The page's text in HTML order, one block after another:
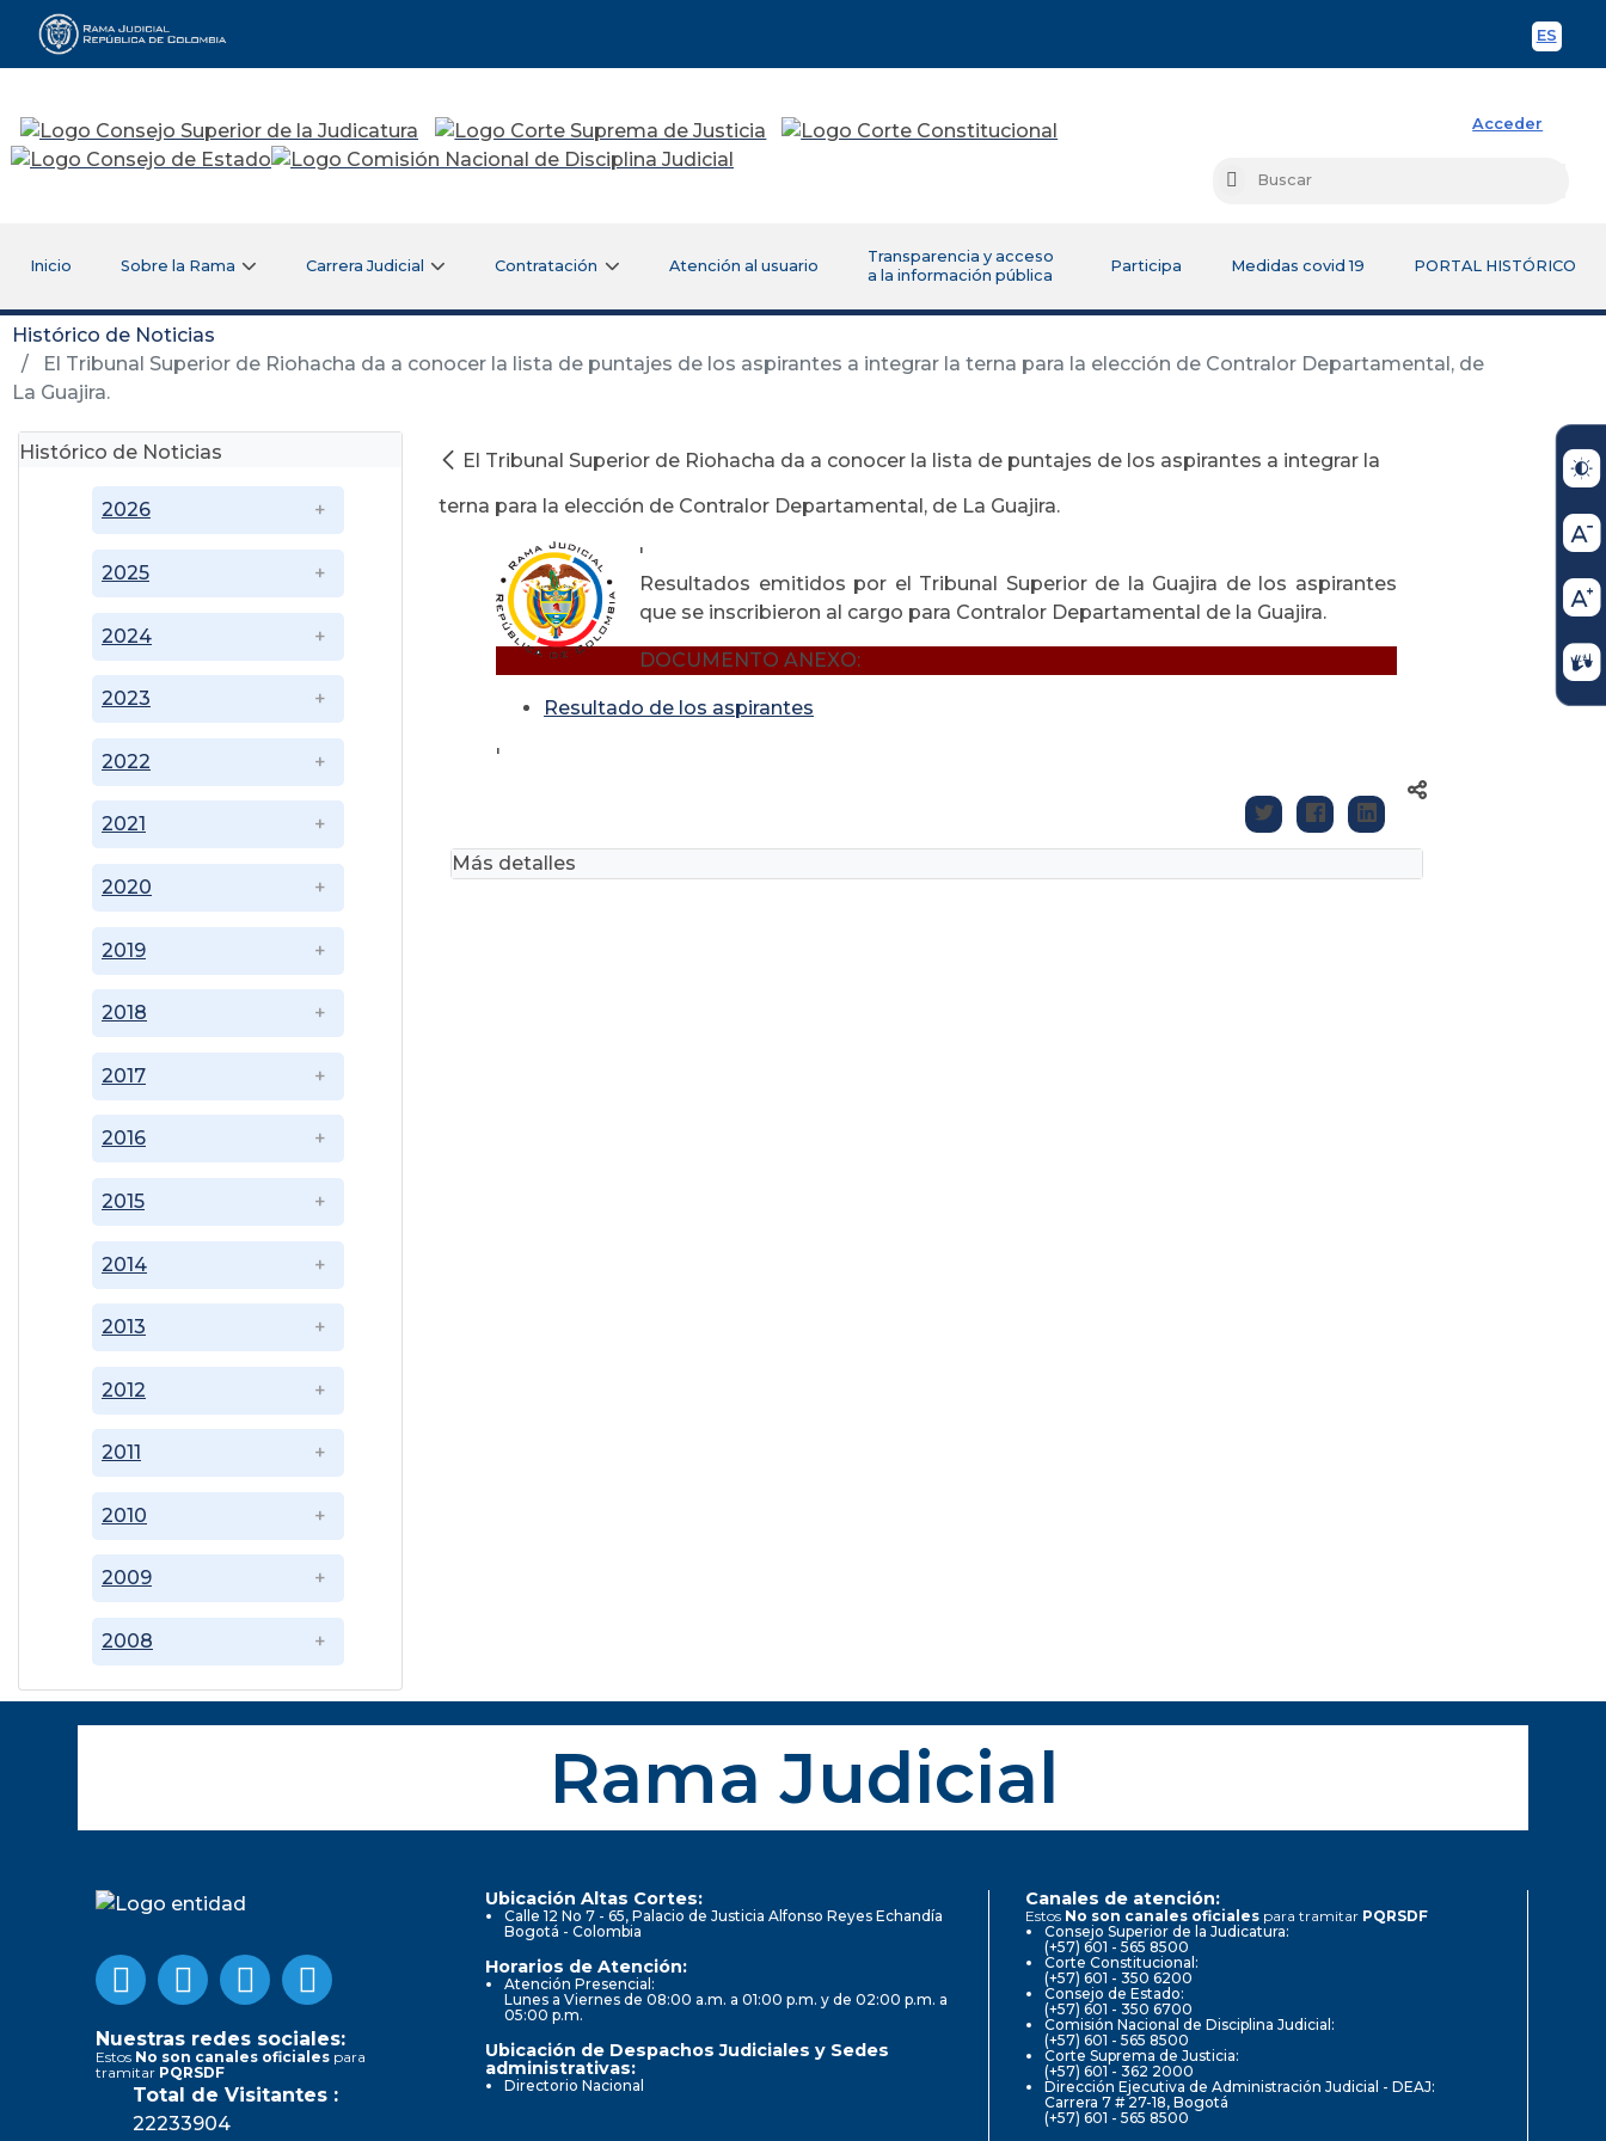
ES
Rama Judicial
Acceder
Buscar
Inicio Sobre la Rama Carrera Judicial Contratación Atención al usuario
Transparencia y acceso
a la información pública
Participa Medidas covid 19 PORTAL HISTÓRICO
Histórico de Noticias
El Tribunal Superior de Riohacha da a conocer la lista de puntajes de los aspirantes a integrar la terna para la elección de Contralor Departamental, de
La Guajira.
Histórico de Noticias
2008
2009
2010
2011
2012
2013
2014
2015
2016
2017
2018
2019
2020
2021
2022
2023
2024
2025
2026
El Tribunal Superior de Riohacha da a conocer la lista de puntajes de los aspirantes a integrar la
terna para la elección de Contralor Departamental, de La Guajira.
'
Resultados emitidos por el Tribunal Superior de la Guajira de los aspirantes
que se inscribieron al cargo para Contralor Departamental de la Guajira.
DOCUMENTO ANEXO:
Resultado de los aspirantes
'
Más detalles
Rama Judicial
Nuestras redes sociales:
Estos No son canales oficiales para
tramitar PQRSDF
Total de Visitantes :
22233904
Ubicación Altas Cortes:
Calle 12 No 7 - 65, Palacio de Justicia Alfonso Reyes Echandía
Bogotá - Colombia
Horarios de Atención:
Atención Presencial:
Lunes a Viernes de 08:00 a.m. a 01:00 p.m. y de 02:00 p.m. a
05:00 p.m.
Ubicación de Despachos Judiciales y Sedes
administrativas:
Directorio Nacional
Canales de atención:
Estos No son canales oficiales para tramitar PQRSDF
Consejo Superior de la Judicatura:
(+57) 601 - 565 8500
Corte Constitucional:
(+57) 601 - 350 6200
Consejo de Estado:
(+57) 601 - 350 6700
Comisión Nacional de Disciplina Judicial:
(+57) 601 - 565 8500
Corte Suprema de Justicia:
(+57) 601 - 362 2000
Dirección Ejecutiva de Administración Judicial - DEAJ:
Carrera 7 # 27-18, Bogotá
(+57) 601 - 565 8500